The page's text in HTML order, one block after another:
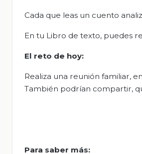
Cada que leas un cuento
En tu Libro de texto, puedes
El reto de hoy:
Realiza una reunión familiar,
También podrían compartir,
Para saber más: